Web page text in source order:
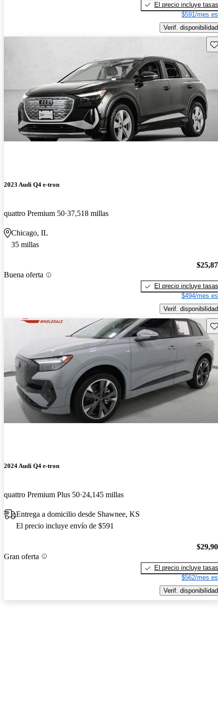
El precio incluye tasas
$591/mes
Verif. disponibilidad
2023 Audi Q4 e-tron
quattro Premium 50 37,518 millas
Chicago, IL
35 millas
Buena oferta
El precio incluye tasas
$494/mes
Verif. disponibilidad
2024 Audi Q4 e-tron
quattro Premium Plus 50 24,145 millas
Entrega a domicilio desde Shawnee, KS
El precio incluye envío de $591
Gran oferta
El precio incluye tasas
$562/mes
Verif. disponibilidad